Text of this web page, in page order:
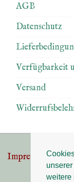
weitere
AGB
Datenschutz
Verfügbarkeit
Versand
Footer-
Impressum